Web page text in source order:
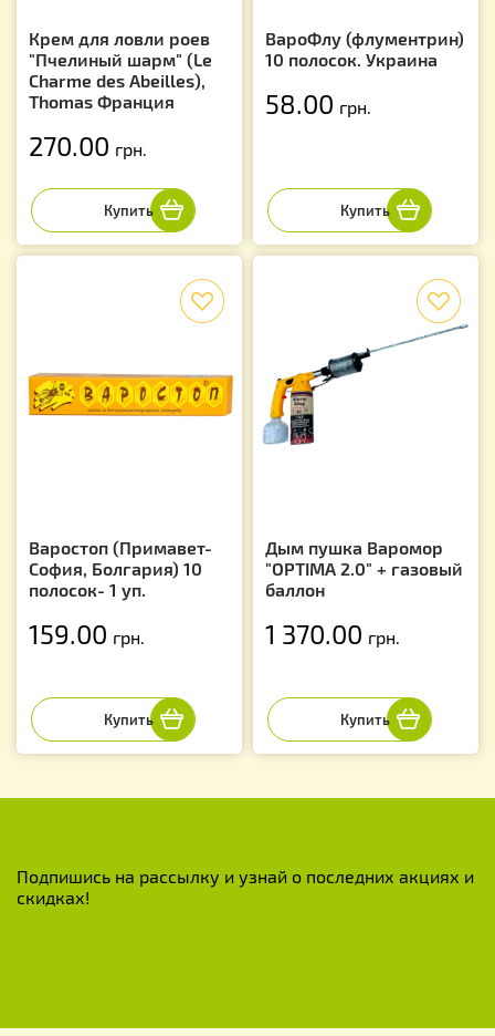
Крем для ловли роев
"Пчелиный шарм" (Le
Charme des Abeilles),
Thomas Франция
270.00 грн.
ВароФлу (флументрин)
10 полосок. Украина
58.00 грн.
Варостоп (Примавет-
София, Болгария) 10
полосок- 1 уп.
159.00 грн.
Дым пушка Варомор
"OPTIMA 2.0" + газовый
баллон
1 370.00 грн.
Подпишись на рассылку и узнай о последних акциях и
скидках!